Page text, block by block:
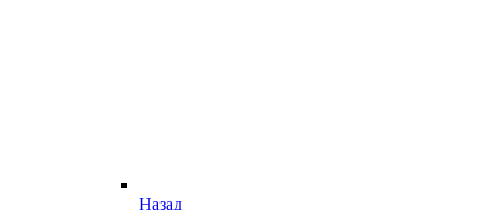
Назад